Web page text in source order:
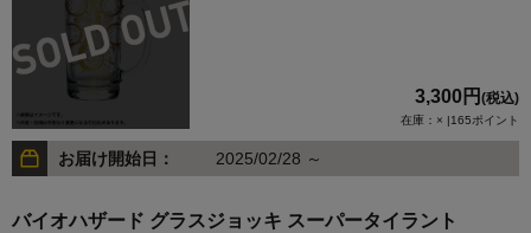
3,300円 (税込)
在庫：× |165ポイント
お届け開始日： 2025/02/28 ～
バイオハザード グラスジョッキ スーパータイラント